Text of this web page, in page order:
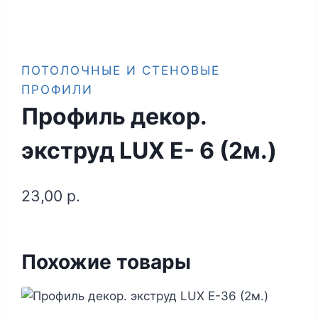
ПОТОЛОЧНЫЕ И СТЕНОВЫЕ
ПРОФИЛИ
Профиль декор.
экструд LUX E- 6 (2м.)
23,00 р.
Похожие товары